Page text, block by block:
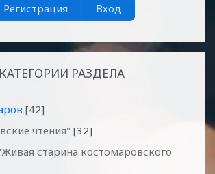
Регистрация Вход
КАТЕГОРИИ РАЗДЕЛА
[42]
чтения" [32]
старина костомаровского